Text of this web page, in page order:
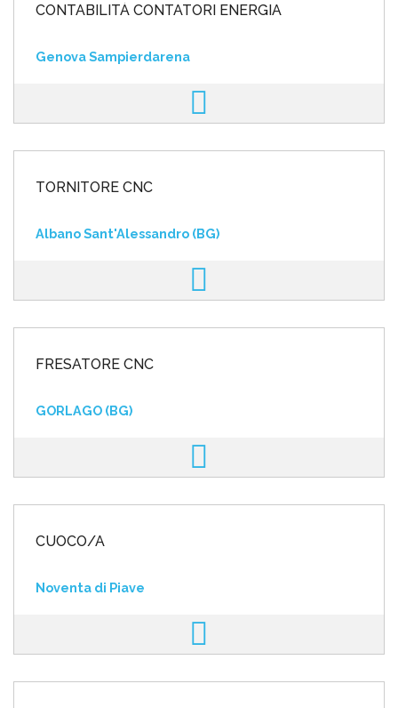
CONTABILITÀ CONTATORI ENERGIA
Genova Sampierdarena
TORNITORE CNC
Albano Sant'Alessandro (BG)
FRESATORE CNC
GORLAGO (BG)
CUOCO/A
Noventa di Piave